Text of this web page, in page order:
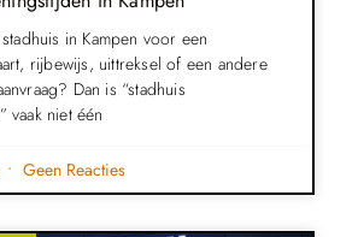
in Kampen voor een
rijbewijs, uittreksel of een andere
Dan is “stadhuis
vaak niet één
Geen Reacties